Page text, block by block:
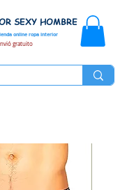
online ropa interior
SEXY HOMBRE
gratuito